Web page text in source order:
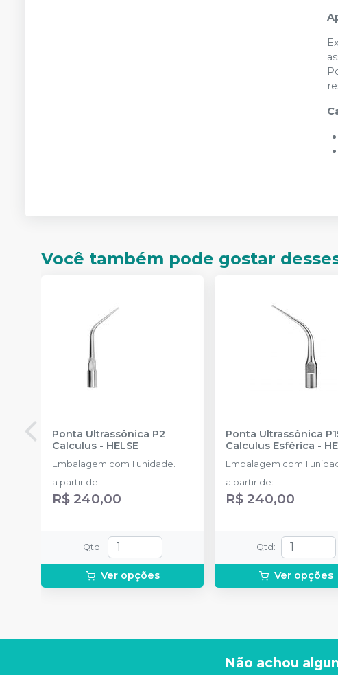
Você também pode gostar
Ponta Ultrassônica P2
Calculus - HELSE
Embalagem com 1 unidade.
a partir de:
R$ 240,00
Qtd :
Ver opções
Ponta Ultrassônica
Calculus Esférica -
Embalagem com 1
a partir de:
R$ 240,00
Qtd :
Ver opções
Não achou